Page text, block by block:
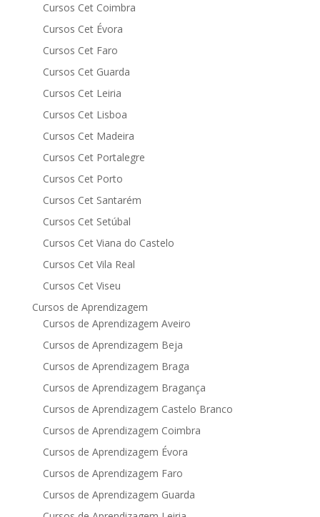
Cursos Cet Coimbra
Cursos Cet Évora
Cursos Cet Faro
Cursos Cet Guarda
Cursos Cet Leiria
Cursos Cet Lisboa
Cursos Cet Madeira
Cursos Cet Portalegre
Cursos Cet Porto
Cursos Cet Santarém
Cursos Cet Setúbal
Cursos Cet Viana do Castelo
Cursos Cet Vila Real
Cursos Cet Viseu
Cursos de Aprendizagem
Cursos de Aprendizagem Aveiro
Cursos de Aprendizagem Beja
Cursos de Aprendizagem Braga
Cursos de Aprendizagem Bragança
Cursos de Aprendizagem Castelo Branco
Cursos de Aprendizagem Coimbra
Cursos de Aprendizagem Évora
Cursos de Aprendizagem Faro
Cursos de Aprendizagem Guarda